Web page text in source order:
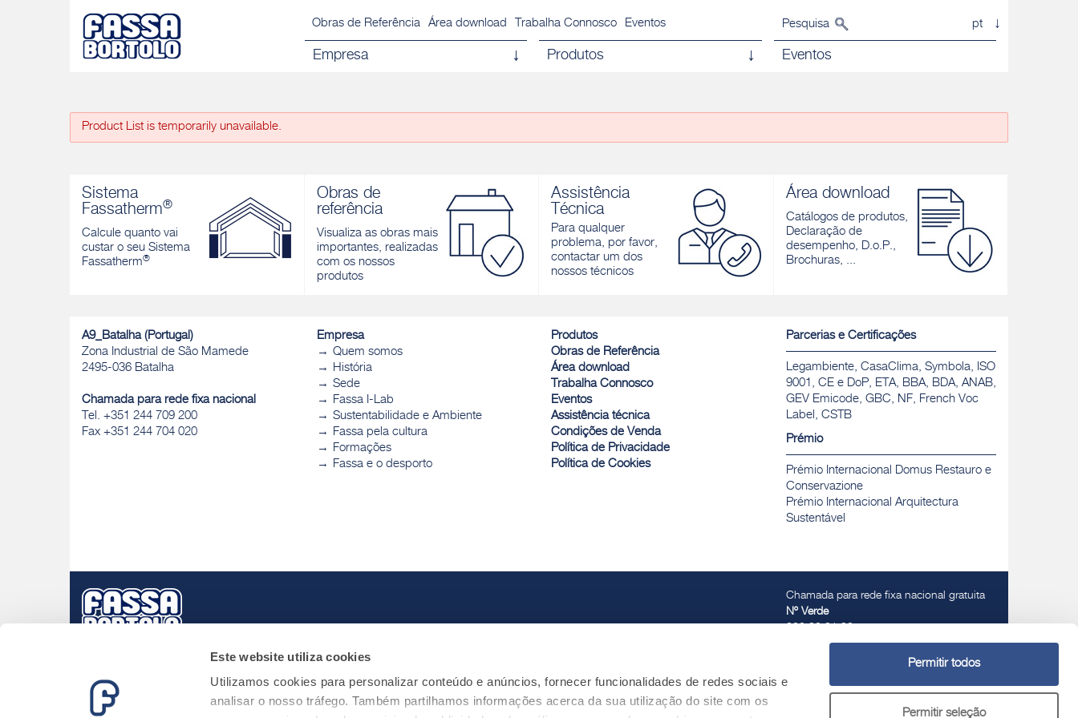
Este website utiliza cookies
Utilizamos cookies para personalizar conteúdo e anúncios, fornecer funcionalidades de redes sociais e
analisar o nosso tráfego. Também partilhamos informações acerca da sua utilização do site com os
Permitir todos
Permitir seleção
Obras de Referência Área download Trabalha Connosco Eventos Pesquisa pt
Empresa Produtos Eventos
Product List is temporarily unavailable.
Sistema
Fassatherm®
Calcule quanto vai
custar o seu Sistema
Fassatherm®
Obras de
referência
Visualiza as obras mais
importantes, realizadas
com os nossos
produtos
Assistência
Técnica
Para qualquer
problema, por favor,
contactar um dos
nossos técnicos
Área download
Catálogos de produtos,
Declaração de
desempenho, D.o.P.,
Brochuras, ...
A9_Batalha (Portugal)
Zona Industrial de São Mamede
2495-036 Batalha
Chamada para rede fixa nacional
Tel. +351 244 709 200
Fax +351 244 704 020
Empresa
Quem somos
História
Sede
Fassa I-Lab
Sustentabilidade e Ambiente
Fassa pela cultura
Formações
Fassa e o desporto
Produtos
Obras de Referência
Área download
Trabalha Connosco
Eventos
Assistência técnica
Condições de Venda
Política de Privacidade
Política de Cookies
Parcerias e Certificações
Legambiente, CasaClima, Symbola, ISO
9001, CE e DoP, ETA, BBA, BDA, ANAB,
GEV Emicode, GBC, NF, French Voc
Label, CSTB
Prémio
Prémio Internacional Domus Restauro e
Conservazione
Prémio Internacional Arquitectura
Sustentável
Chamada para rede fixa nacional gratuita
Nº Verde